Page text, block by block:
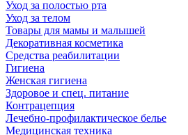
Уход за полостью рта
Уход за телом
Товары для мамы и малышей
Декоративная косметика
Средства реабилитации
Гигиена
Женская гигиена
Здоровое и спец. питание
Контрацепция
Лечебно-профилактическое белье
Медицинская техника